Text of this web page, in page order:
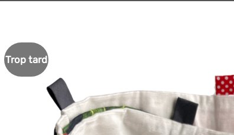
Trop tard